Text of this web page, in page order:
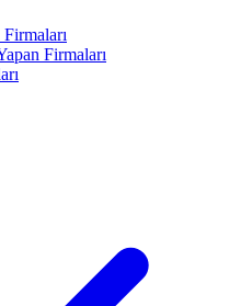
Firmaları
Firmaları